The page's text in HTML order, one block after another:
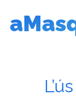
contingut